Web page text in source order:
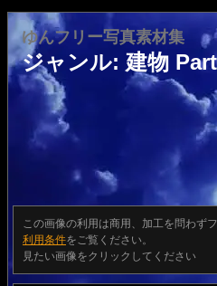
ゆんフリー写真素材集
ジャンル: 建物
この画像の利用は商用、加工を問わず
利用条件をご覧ください。
見たい画像をクリックしてください